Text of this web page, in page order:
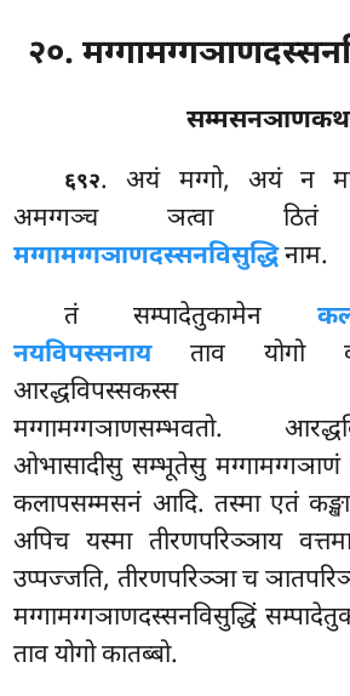
२०.
६९२. अयं मग्गो, अयं न
अमग्गञ्च ञत्वा
मग्गामग्गञाणदस्सनविसुद्धिनाम.
तं सम्पादेतुकामेन
नयविपस्सनायताव योगो
आरद्धविपस्सकस्स
मग्गामग्गञाणसम्भवतो.
ओभासादीसु सम्भूतेसु मग्गामग्गञाणं
कलापसम्मसनं आदि. तस्मा एतं
अपिच यस्मा तीरणपरिञ्ञाय
उप्पज्जति, तीरणपरिञ्ञा च
मग्गामग्गञाणदस्सनविसुद्धिं
ताव योगो कातब्बो.